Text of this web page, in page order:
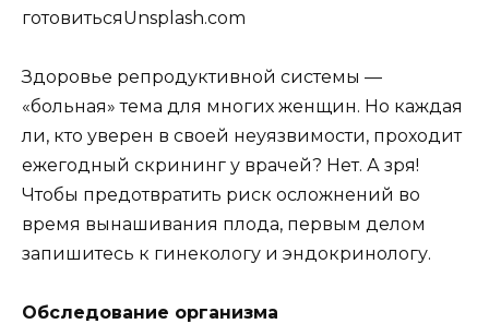
готовитьсяUnsplash.com
Здоровье репродуктивной системы —
«больная» тема для многих женщин. Но каждая
ли, кто уверен в своей неуязвимости, проходит
ежегодный скрининг у врачей? Нет. А зря!
Чтобы предотвратить риск осложнений во
время вынашивания плода, первым делом
запишитесь к гинекологу и эндокринологу.
Обследование организма